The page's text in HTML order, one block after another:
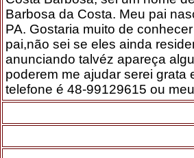
Barbosa da Costa. Meu pai
PA. Gostaria muito de
pai,não sei se eles ainda
anunciando talvéz apareça
poderem me ajudar serei grata
telefone é 48-99129615 ou